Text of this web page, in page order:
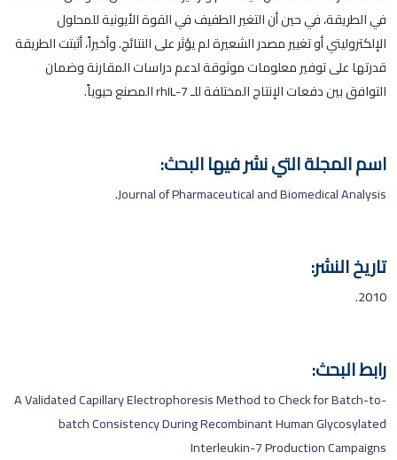
في الطريقة، في حين أن التغير الطفيف في القوة الأيونية للمحلول
الإلكتروليتي أو تغيير مصدر الشعيرة لم يؤثر على النتائج. وأخيراً، أثبتت الطريقة
قدرتها على توفير معلومات موثوقة لدعم دراسات المقارنة وضمان
التوافق بين دفعات الإنتاج المختلفة للـ rhIL-7 المصنع حيوياً.
اسم المجلة التي نشر فيها البحث:
Journal of Pharmaceutical and Biomedical Analysis
.
تاريخ النشر:
2010.
رابط البحث:
A Validated Capillary Electrophoresis Method to Check for Batch-to-
batch Consistency During Recombinant Human Glycosylated
Interleukin-7 Production Campaigns